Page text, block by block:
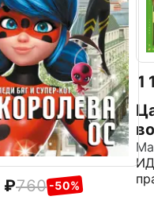
760 -50%